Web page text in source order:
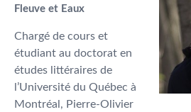
Fleuve et Eaux
Chargé de cours et
étudiant au doctorat en
études littéraires de
l’Université du Québec à
Montréal, Pierre-Olivier